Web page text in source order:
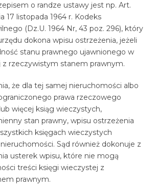
o randze ustawy jest np. Art.
17 listopada 1964 r. Kodeks
(Dz.U. 1964 Nr, 43 poz. 296), który
dokona wpisu ostrzeżenia, jeżeli
stanu prawnego ujawnionego w
z rzeczywistym stanem prawnym.
że dla tej samej nieruchomości albo
prawa rzeczowego
więcej ksiąg wieczystych,
stan prawny, wpisu ostrzeżenia
księgach wieczystych
Sąd również dokonuje z
usterek wpisu, które nie mogą
treści księgi wieczystej z
prawnym.